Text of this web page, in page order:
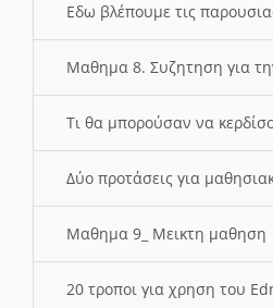
Εδω βλέπουμε τις
Μαθημα 8. Συζητηση για
Τι θα μπορούσαν να
Δύο προτάσεις για
Μαθημα 9_ Μεικτη μαθηση
20 τροποι για χρηση του